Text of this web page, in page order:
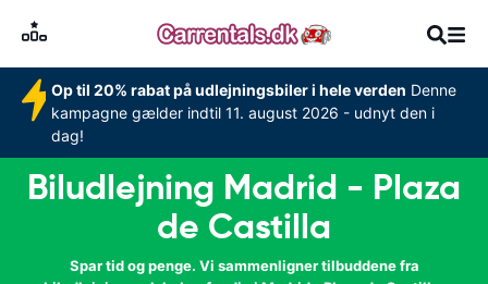
Op til 20% rabat på udlejningsbiler i hele verden Denne
kampagne gælder indtil 11. august 2026 - udnyt den i
dag!
Biludlejning Madrid - Plaza
de Castilla
Spar tid og penge. Vi sammenligner tilbuddene fra